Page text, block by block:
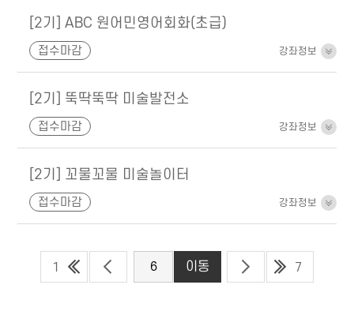
[2기] ABC 원어민영어회화(초급)
접수마감 강좌정보
[2기] 뚝딱뚝딱 미술발전소
접수마감 강좌정보
[2기] 꼬물꼬물 미술놀이터
접수마감 강좌정보
1 7